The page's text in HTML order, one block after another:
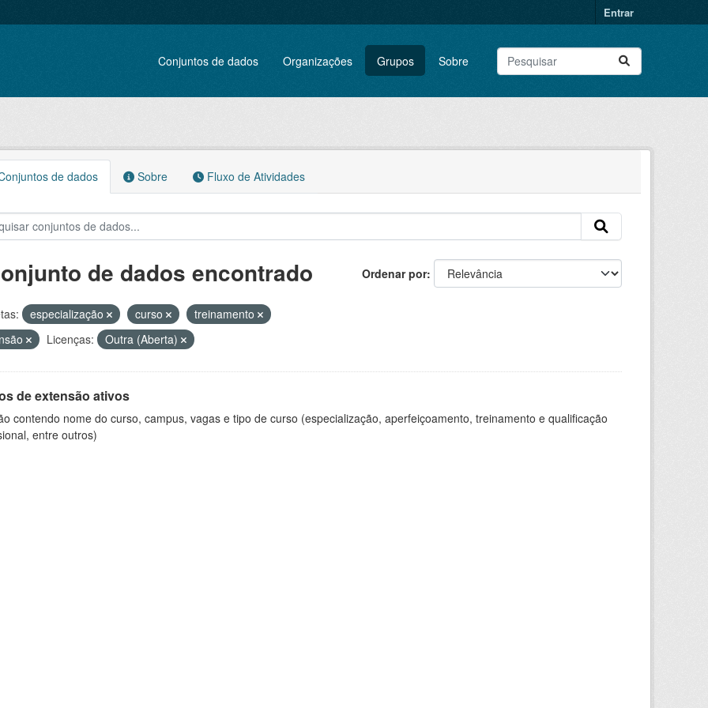
Entrar
Conjuntos de dados Organizações Grupos Sobre
de dados Sobre Fluxo de Atividades
Ordenar por
de dados encontrado
especialização curso
treinamento
Licenças: Outra (Aberta)
de extensão ativos
contendo nome do curso, campus, vagas e tipo de curso (especialização, aperfeiçoamento, treinamento e qualificação
entre outros)